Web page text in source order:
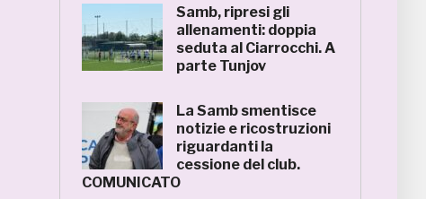
Samb, ripresi gli
allenamenti: doppia
seduta al Ciarrocchi. A
parte Tunjov
La Samb smentisce
notizie e ricostruzioni
riguardanti la
cessione del club.
COMUNICATO